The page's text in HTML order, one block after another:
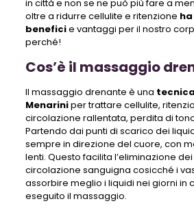
in città e non se ne può più fare a
oltre a ridurre cellulite e ritenzione
beneficie vantaggi per il nostro
perché!
Cos’è il massaggio
Il massaggio drenante è una
Menariniper trattare cellulite,
circolazione rallentata, perdita di
Partendo dai punti di scarico dei
sempre in direzione del cuore, con
lenti. Questo facilita l’eliminazione
circolazione sanguigna cosicché i
assorbire meglio i liquidi nei giorni in
eseguito il massaggio.